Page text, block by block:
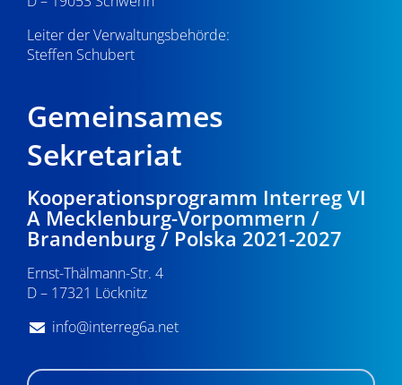
Leiter der Verwaltungsbehörde:
Steffen Schubert
Gemeinsames
Sekretariat
Kooperationsprogramm Interreg VI
A Mecklenburg-Vorpommern /
Brandenburg / Polska 2021-2027
Ernst-Thälmann-Str. 4
D – 17321 Löcknitz
info@interreg6a.net